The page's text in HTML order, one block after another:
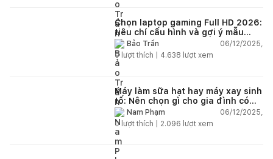
Chọn laptop gaming Full HD 2026:
tiêu chí cấu hình và gợi ý mẫu
đáng mua
Bảo Trần
06/12/2025,
0lượt thích | 4.638 lượt xem
Máy làm sữa hạt hay máy xay sinh
tố: Nên chọn gì cho gia đình có
trẻ nhỏ (2–4 người)?
Nam Phạm
06/12/2025,
0lượt thích | 2.096 lượt xem